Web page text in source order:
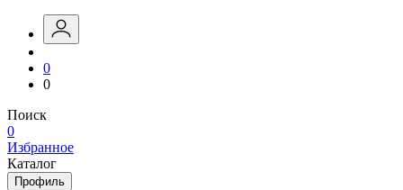
0
0
Поиск
0
Избранное
Каталог
Профиль